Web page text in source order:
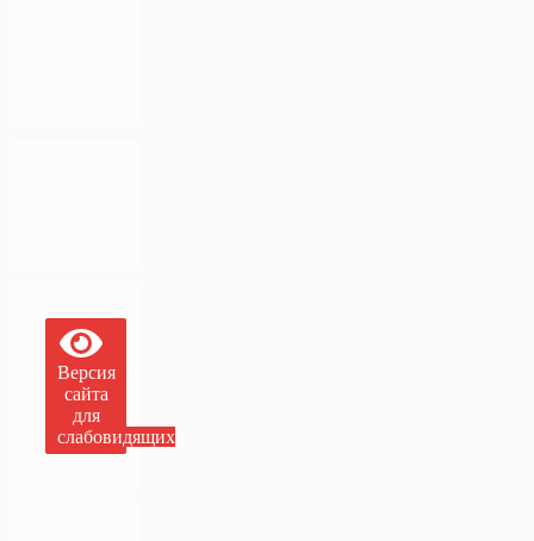
Версия
сайта
для
слабовидящих